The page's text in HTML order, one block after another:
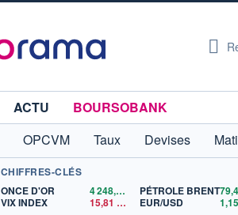
ACTU
BOURSOBANK
OPCVM Taux Devises
CHIFFRES-CLÉS
ONCE D'OR
4 248,21
$US
VIX INDEX
15,81
PÉTROLE BRENT
EUR/USD